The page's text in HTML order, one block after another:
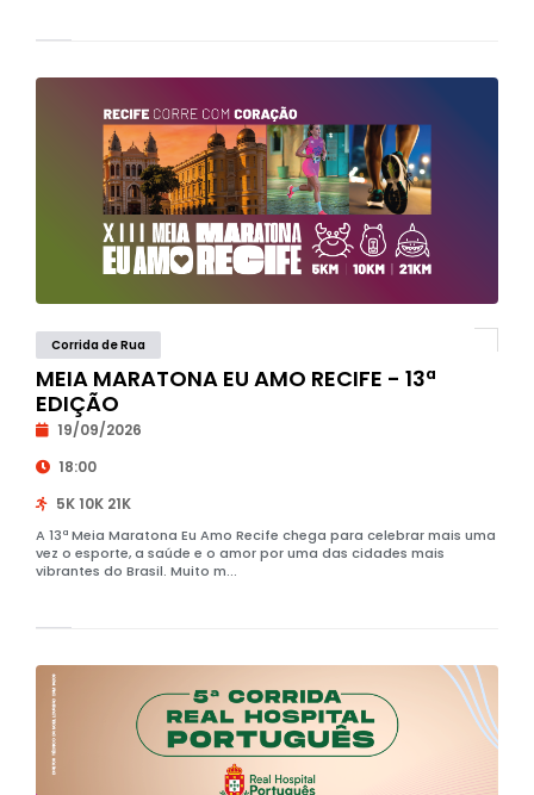
Corrida de Rua
MEIA MARATONA EU AMO RECIFE - 13ª
EDIÇÃO
19/09/2026
18:00
5K 10K 21K
A 13ª Meia Maratona Eu Amo Recife chega para celebrar mais uma
vez o esporte, a saúde e o amor por uma das cidades mais
vibrantes do Brasil. Muito m...